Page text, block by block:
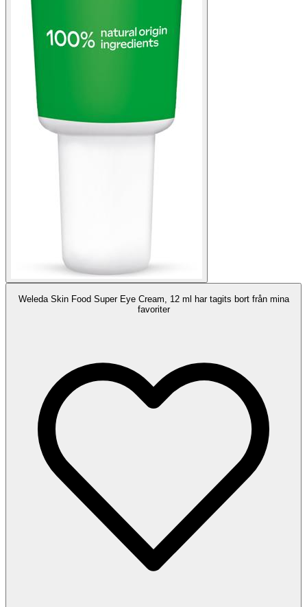
Weleda Skin Food Super Eye Cream, 12 ml har tagits bort från mina
favoriter